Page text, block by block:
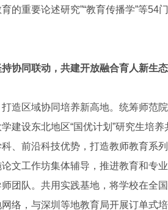
的重要论述研究”“教育传播学”等
协同联动，共建开放融合育人新生态
区域协同培养新高地。统筹师范院
建设东北地区“国优计划”研究生培
、前沿科技优势，打造教师教育系
论文工作坊集体辅导，推进教育和专
团队。共用实践基地，将学校在全
络，与深圳等地教育局开展订单式